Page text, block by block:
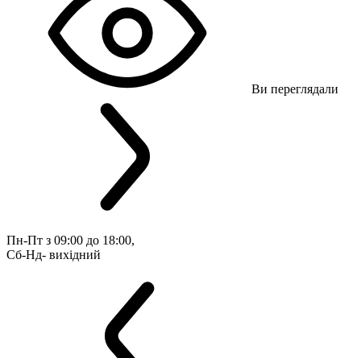
Ви переглядали
Пн-Пт з 09:00 до 18:00,
Сб-Нд- вихідний